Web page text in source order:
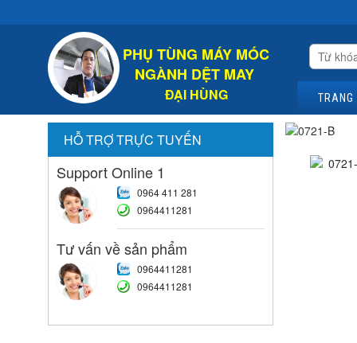
Chào
PHỤ TÙNG MÁY MÓC
NGÀNH DỆT MAY
ĐẠI HÙNG TRANG
HỖ TRỢ TRỰC TUYẾN
Support Online 1
0964 411 281
0964411281
Tư vấn về sản phẩm
0964411281
0964411281